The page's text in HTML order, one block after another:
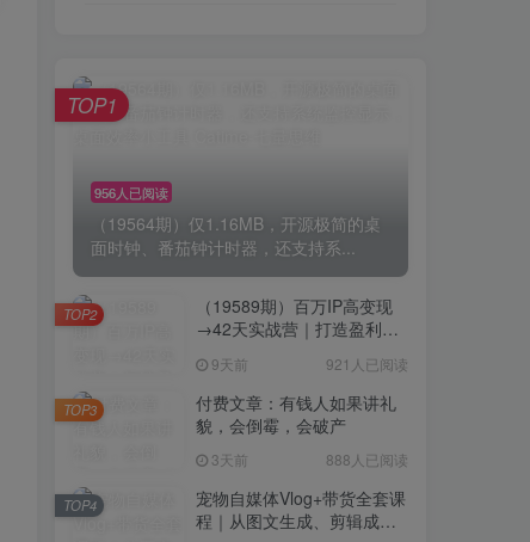
956人已阅读
（19564期）仅1.16MB，开源极简的桌
面时钟、番茄钟计时器，还支持系...
TOP1
（19589期）百万IP高变现
→42天实战营｜打造盈利赚
域转化批量成交积累客户案
例
9天前 921人已阅读
TOP2
付费文章：有钱人如果讲礼
貌，会倒霉，会破产
3天前 888人已阅读
TOP3
宠物自媒体Vlog+带货全套课
程｜从图文生成、剪辑成片
TOP4